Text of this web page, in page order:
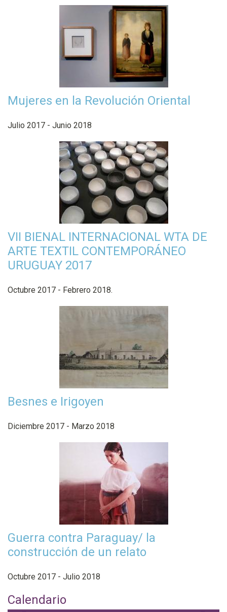
Mujeres en la Revolución Oriental
Julio 2017 - Junio 2018
VII BIENAL INTERNACIONAL WTA DE
ARTE TEXTIL CONTEMPORÁNEO
URUGUAY 2017
Octubre 2017 - Febrero 2018.
Besnes e Irigoyen
Diciembre 2017 - Marzo 2018
Guerra contra Paraguay/ la
construcción de un relato
Octubre 2017 - Julio 2018
Calendario